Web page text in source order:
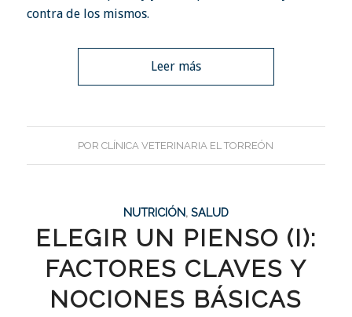
contra de los mismos.
Leer más
PORCLÍNICA VETERINARIA EL TORREÓN
NUTRICIÓN, SALUD
ELEGIR UN PIENSO (I):
FACTORES CLAVES Y
NOCIONES BÁSICAS